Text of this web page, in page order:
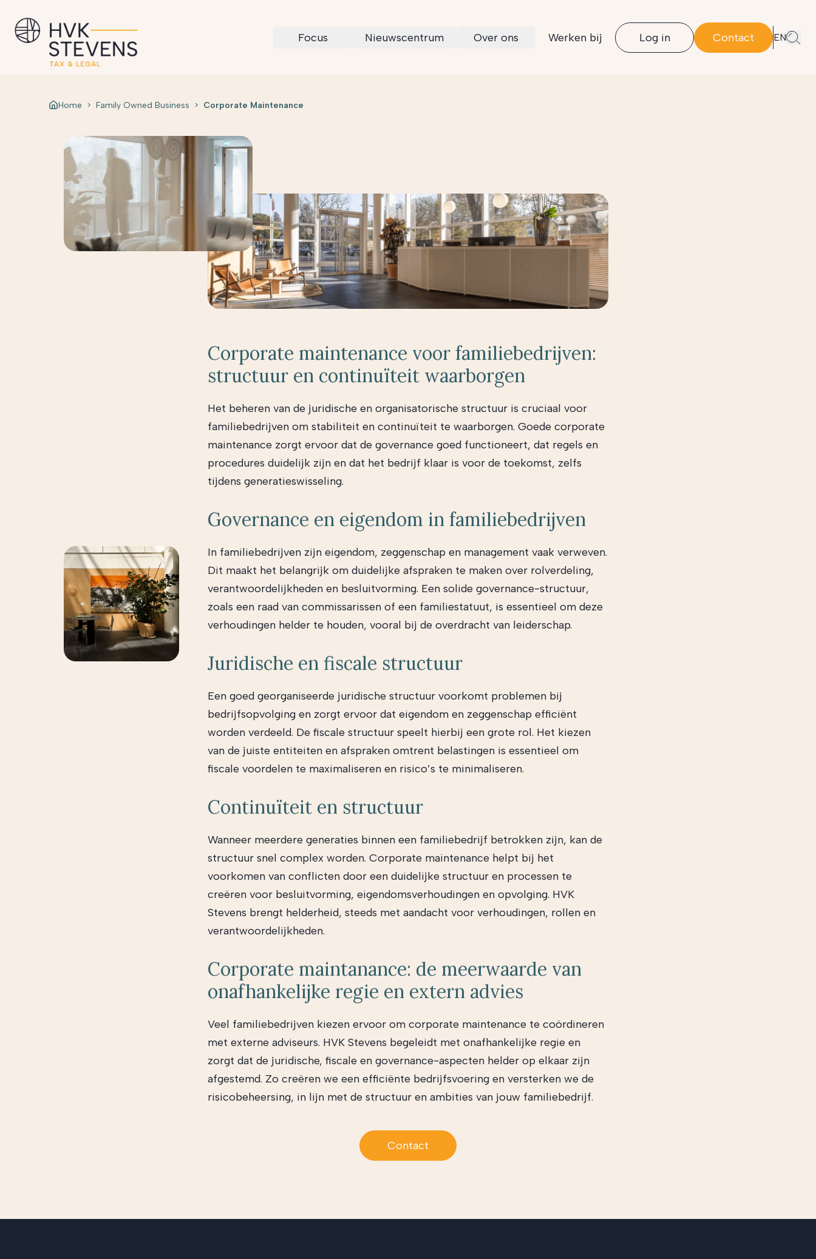
Focus Nieuwscentrum Over ons Werken bij Log in Contact EN
Home > Family Owned Business > Corporate Maintenance
Corporate maintenance voor familiebedrijven:
structuur en continuïteit waarborgen
Het beheren van de juridische en organisatorische structuur is cruciaal voor
familiebedrijven om stabiliteit en continuïteit te waarborgen. Goede corporate
maintenance zorgt ervoor dat de governance goed functioneert, dat regels en
procedures duidelijk zijn en dat het bedrijf klaar is voor de toekomst, zelfs
tijdens generatieswisseling.
Governance en eigendom in familiebedrijven
In familiebedrijven zijn eigendom, zeggenschap en management vaak verweven.
Dit maakt het belangrijk om duidelijke afspraken te maken over rolverdeling,
verantwoordelijkheden en besluitvorming. Een solide governance-structuur,
zoals een raad van commissarissen of een familiestatuut, is essentieel om deze
verhoudingen helder te houden, vooral bij de overdracht van leiderschap.
Juridische en fiscale structuur
Een goed georganiseerde juridische structuur voorkomt problemen bij
bedrijfsopvolging en zorgt ervoor dat eigendom en zeggenschap efficiënt
worden verdeeld. De fiscale structuur speelt hierbij een grote rol. Het kiezen
van de juiste entiteiten en afspraken omtrent belastingen is essentieel om
fiscale voordelen te maximaliseren en risico’s te minimaliseren.
Continuïteit en structuur
Wanneer meerdere generaties binnen een familiebedrijf betrokken zijn, kan de
structuur snel complex worden. Corporate maintenance helpt bij het
voorkomen van conflicten door een duidelijke structuur en processen te
creëren voor besluitvorming, eigendomsverhoudingen en opvolging. HVK
Stevens brengt helderheid, steeds met aandacht voor verhoudingen, rollen en
verantwoordelijkheden.
Corporate maintanance: de meerwaarde van
onafhankelijke regie en extern advies
Veel familiebedrijven kiezen ervoor om corporate maintenance te coördineren
met externe adviseurs. HVK Stevens begeleidt met onafhankelijke regie en
zorgt dat de juridische, fiscale en governance-aspecten helder op elkaar zijn
afgestemd. Zo creëren we een efficiënte bedrijfsvoering en versterken we de
risicobeheersing, in lijn met de structuur en ambities van jouw familiebedrijf.
Contact